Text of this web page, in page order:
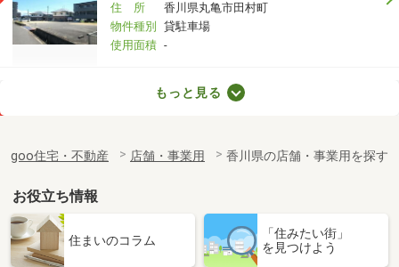
住 所
香川県丸亀市田村町
物件種別
貸駐車場
使用面積 -
香川県高松市番町３丁目
物件種別 貸駐車場
香川県綾歌郡宇多津町浜五番丁
0.42万円
もっと見る
goo住宅・不動産 店舗・事業用 香川県の店舗・事業用を探す
お役立ち情報
住まいのコラム
「住みたい街」
を見つけよう